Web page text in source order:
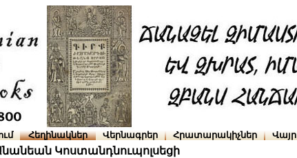
Հեղինակներ Վերնագրեր Հրատարակիչներ Վայր
Կոստանդնուպոլսեցի